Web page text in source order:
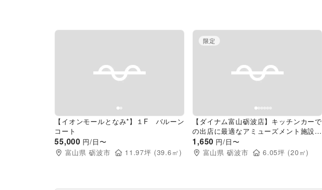
Previous slide
【イオンモールとなみ*】１F バルーン
コート
55,000 円/日〜
富山県 砺波市 11.97坪 (39.6 ㎡)
Previous slide
限定
【ダイナム富山砺波店】キッチンカーで
の出店に最適なアミューズメント施設の
イベントスペース（出入口横）
1,650 円/日〜
富山県 砺波市 6.05坪 (20 ㎡)